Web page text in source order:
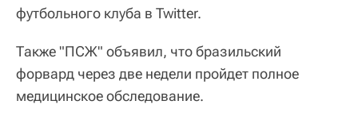
футбольного клуба в Twitter.
Также "ПСЖ" объявил, что бразильский
форвард через две недели пройдет полное
медицинское обследование.